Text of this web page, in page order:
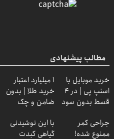
مطالب پیشنهادی
خرید موبایل با
اسنپ پی | در ۴
قسط بدون سود
۱ میلیارد اعتبار
خرید طلا | بدون
ضامن و چک
جراحی کمر
ممنوع شده!
با این نوشیدنی
گیاهی کبدت